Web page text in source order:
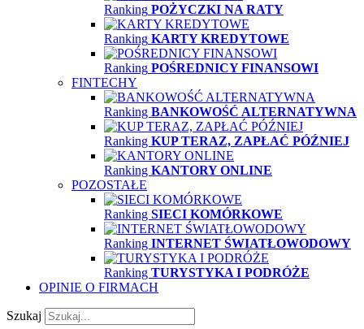
Ranking POŻYCZKI NA RATY
Ranking KARTY KREDYTOWE
Ranking POŚREDNICY FINANSOWI
FINTECHY
Ranking BANKOWOŚĆ ALTERNATYWNA
Ranking KUP TERAZ, ZAPŁAĆ PÓŹNIEJ
Ranking KANTORY ONLINE
POZOSTAŁE
Ranking SIECI KOMÓRKOWE
Ranking INTERNET ŚWIATŁOWODOWY
Ranking TURYSTYKA I PODRÓŻE
OPINIE O FIRMACH
Szukaj